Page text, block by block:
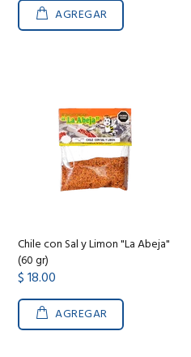
AGREGAR
Chile con Sal y Limon "La Abeja"
(60 gr)
$ 18.00
AGREGAR